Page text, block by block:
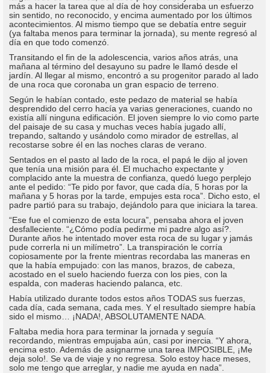
más a hacer la tarea que al día de hoy consideraba un esfuerzo
sin sentido, no reconocido, y encima aumentado por los últimos
acontecimientos. Al mismo tiempo que se debatía entre seguir
(ya faltaba menos para terminar la jornada), su mente regresó al
día en que todo comenzó.
Transitando el fin de la adolescencia, varios años atrás, una
mañana al término del desayuno su padre le llamó desde el
jardín. Al llegar al mismo, encontró a su progenitor parado al lado
de una roca que coronaba un gran espacio de terreno.
Según le habían contado, este pedazo de material se había
desprendido del cerro hacía ya varias generaciones, cuando no
existía allí ninguna edificación. El joven siempre lo vio como parte
del paisaje de su casa y muchas veces había jugado allí,
trepando, saltando y usándolo como mirador de estrellas, al
recostarse sobre él en las noches claras de verano.
Sentados en el pasto al lado de la roca, el papá le dijo al joven
que tenía una misión para él. El muchacho expectante y
complacido ante la muestra de confianza, quedó luego perplejo
ante el pedido: “Te pido por favor, que cada día, 5 horas por la
mañana y 5 horas por la tarde, empujes esta roca”. Dicho esto, el
padre partió para su trabajo, dejándolo para que iniciara la tarea.
“Ese fue el comienzo de esta locura”, pensaba ahora el joven
desfalleciente. “¿Cómo podía pedirme mi padre algo así?.
Durante años he intentado mover esta roca de su lugar y jamás
pude correrla ni un milímetro”. La transpiración le corría
copiosamente por la frente mientras recordaba las maneras en
que la había empujado: con las manos, brazos, de cabeza,
acostado en el suelo haciendo fuerza con los pies, con la
espalda, con maderas haciendo palanca, etc.
Había utilizado durante todos estos años TODAS sus fuerzas,
cada día, cada semana, cada mes. Y el resultado siempre había
sido el mismo… ¡NADA!, ABSOLUTAMENTE NADA.
Faltaba media hora para terminar la jornada y seguía
recordando, mientras empujaba aún, casi por inercia. “Y ahora,
encima esto. Además de asignarme una tarea IMPOSIBLE, ¡Me
deja solo!. Se va de viaje y no regresa. Solo estoy hace meses,
solo me tengo que arreglar, y nadie me ayuda en nada”.